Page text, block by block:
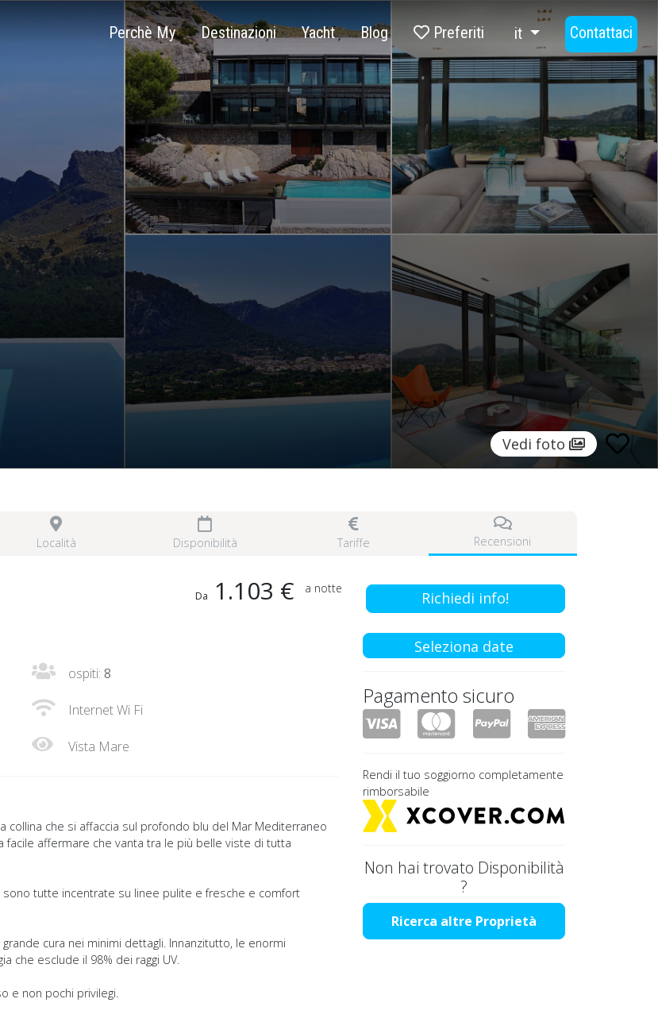
Perchè My Destinazioni Yacht Blog Preferiti it Contattaci
Vedi foto
Località Disponibilità Tariffe Recensioni
Da 1.103 € a notte
Richiedi info!
ospiti: 8
Internet Wi Fi
Vista Mare
collina che si affaccia sul profondo blu del Mar Mediterraneo
affermare che vanta tra le più belle viste di tutta
tutte incentrate su linee pulite e fresche e comfort
cura nei minimi dettagli. Innanzitutto, le enormi
che esclude il 98% dei raggi UV.
e non pochi privilegi.
Seleziona date
Pagamento sicuro
Rendi il tuo soggiorno completamente
rimborsabile
Non hai trovato Disponibilità
?
Ricerca altre Proprietà